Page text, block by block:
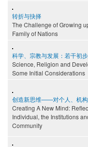
转折与抉择
The Challenge of Growing
Family of Nations
科学、宗教与发展：若干初
Science, Religion and
Some Initial Considerations
创造新思维——对个人、机
Creating A New Mind:
Individual, the Institutions
Community